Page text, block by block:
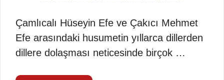
Çamlıcalı Hüseyin Efe ve Çakıcı Mehmet
Efe arasındaki husumetin yıllarca dillerden
dillere dolaşması neticesinde birçok …